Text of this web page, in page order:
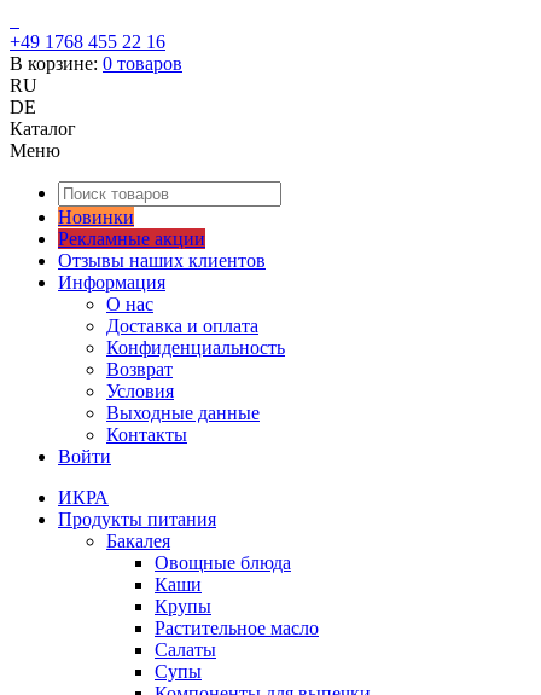
+49 1768 455 22 16
В корзине: 0 товаров
RU
DE
Каталог
Меню
Новинки
Рекламные акции
Отзывы наших клиентов
Информация
О нас
Доставка и оплата
Конфиденциальность
Возврат
Условия
Выходные данные
Контакты
Войти
ИКРА
Продукты питания
Бакалея
Овощные блюда
Каши
Крупы
Растительное масло
Салаты
Супы